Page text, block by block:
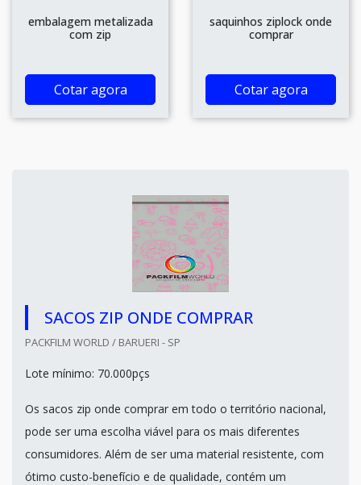
embalagem metalizada
com zip
Cotar agora
saquinhos ziplock onde
comprar
Cotar agora
SACOS ZIP ONDE COMPRAR
PACKFILM WORLD / BARUERI - SP
Lote mínimo: 70.000pçs
Os sacos zip onde comprar em todo o território nacional,
pode ser uma escolha viável para os mais diferentes
consumidores. Além de ser uma material resistente, com
ótimo custo-benefício e de qualidade, contém um